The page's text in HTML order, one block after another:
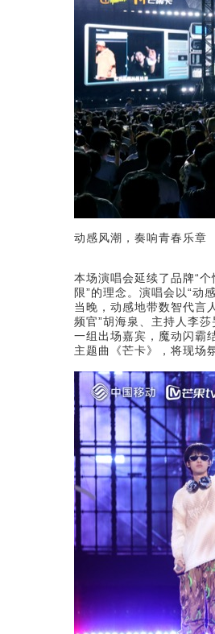
动感风潮，奏响青春乐章
本场演唱会延续了品牌“
限”的理念。演唱会以“动
当晚，动感地带数智代言
频官”胡海泉、主持人李
一组出场嘉宾，魔动闪霸
主题曲《芒卡》，将现场